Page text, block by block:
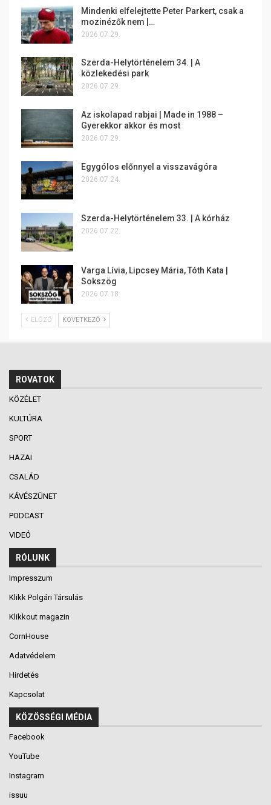
Mindenki elfelejtette Peter Parkert, csak a
mozinézők nem |…
2026.07.29.
Szerda-Helytörténelem 34. | A
közlekedési park
2026.07.29.
Az iskolapad rabjai | Made in 1988 –
Gyerekkor akkor és most
2026.07.29.
Egygólos előnnyel a visszavágóra
2026.07.24.
Szerda-Helytörténelem 33. | A kórház
2026.07.22.
Varga Lívia, Lipcsey Mária, Tóth Kata |
Sokszög
2026.07.18.
ELŐZŐ KÖVETKEZŐ
ROVATOK
KÖZÉLET
KULTÚRA
SPORT
HAZAI
CSALÁD
KÁVÉSZÜNET
PODCAST
VIDEÓ
RÓLUNK
Impresszum
Klikk Polgári Társulás
Klikkout magazin
CornHouse
Adatvédelem
Hirdetés
Kapcsolat
KÖZÖSSÉGI MÉDIA
Facebook
YouTube
Instagram
issuu